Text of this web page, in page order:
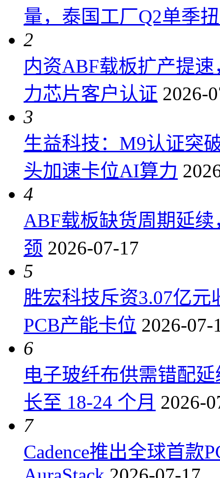
量，泰国工厂Q2单季
2
内资ABF载板扩产提
力芯片客户认证 2026-
3
生益科技：M9认证突
头加速卡位AI算力
4
ABF载板缺货周期延
颈 2026-07-17
5
胜宏科技斥资3.07亿
PCB产能卡位 2026-07-
6
电子玻纤布供需错配
长至 18-24 个月 2026-
7
Cadence推出全球首款